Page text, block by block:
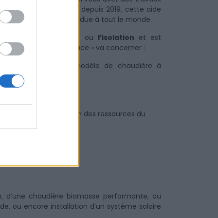
profiter ! Surtout que, depuis 2019, cette aide
a été étendue à tout le monde.
ou l’isolation et est
« Coup de Pouce » va concerner :
énergivore par un modèle de chaudière à
calculé en fonction des ressources du
d’une chaudière biomasse performante, ou
ou encore installation d’un système solaire